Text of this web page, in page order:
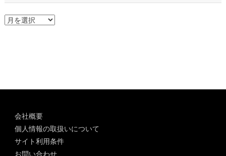
ア
会社概要
個人情報の取扱いについて
サイト利用条件
お問い合わせ